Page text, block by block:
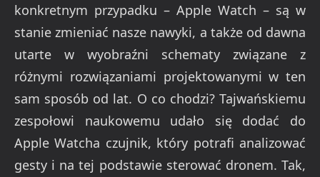
konkretnym przypadku – Apple Watch – są w
stanie zmieniać nasze nawyki, a także od dawna
utarte w wyobraźni schematy związane z
różnymi rozwiązaniami projektowanymi w ten
sam sposób od lat. O co chodzi? Tajwańskiemu
zespołowi naukowemu udało się dodać do
Apple Watcha czujnik, który potrafi analizować
gesty i na tej podstawie sterować dronem. Tak,